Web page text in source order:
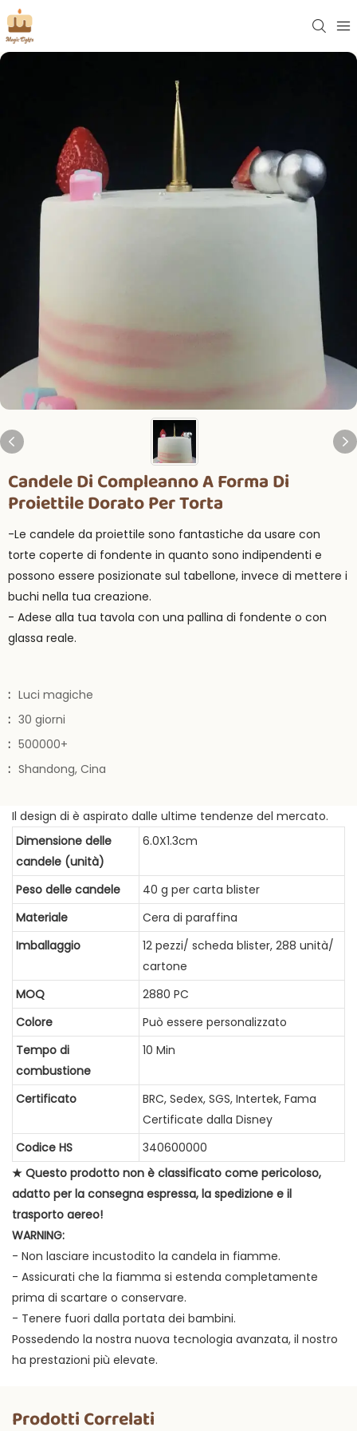
Candele Di Compleanno A Forma Di
Proiettile Dorato Per Torta
-Le candele da proiettile sono fantastiche da usare con
torte coperte di fondente in quanto sono indipendenti e
possono essere posizionate sul tabellone, invece di mettere i
buchi nella tua creazione.
- Adese alla tua tavola con una pallina di fondente o con
glassa reale.
: Luci magiche
: 30 giorni
: 500000+
: Shandong, Cina
Il design di è aspirato dalle ultime tendenze del mercato.
Dimensione delle
candele (unità)
6.0X1.3cm
Peso delle candele
40 g per carta blister
Materiale
Cera di paraffina
Imballaggio
12 pezzi/ scheda blister, 288 unità/
cartone
MOQ
2880 PC
Colore
Può essere personalizzato
Tempo di
combustione
10 Min
Certificato
BRC, Sedex, SGS, Intertek, Fama
Certificate dalla Disney
Codice HS
340600000
★ Questo prodotto non è classificato come pericoloso,
adatto per la consegna espressa, la spedizione e il
trasporto aereo!
WARNING:
- Non lasciare incustodito la candela in fiamme.
- Assicurati che la fiamma si estenda completamente
prima di scartare o conservare.
- Tenere fuori dalla portata dei bambini.
Possedendo la nostra nuova tecnologia avanzata, il nostro
ha prestazioni più elevate.
Prodotti Correlati